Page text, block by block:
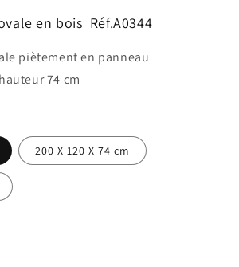
en bois Réf.A0344
piètement en panneau
74 cm
200 X 120 X 74 cm